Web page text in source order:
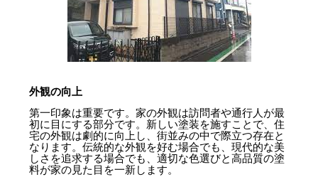
外観の向上
第一印象は重要です。家の外観は訪問者や通行人が最
初に目にする部分です。新しい塗装を施すことで、住
宅の外観は劇的に向上し、街並みの中で際立つ存在と
なります。伝統的な外観を好む場合でも、現代的な美
しさを追求する場合でも、適切な色選びと高品質の塗
料が家の見た目を一新します。